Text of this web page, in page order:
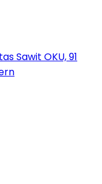
Sawit OKU, 91